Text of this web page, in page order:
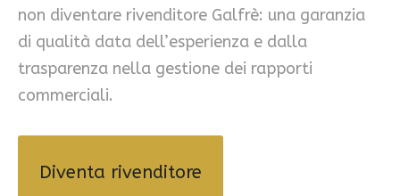
non diventare rivenditore Galfrè: una garanzia
di qualità data dell’esperienza e dalla
trasparenza nella gestione dei rapporti
commerciali.
Diventa rivenditore